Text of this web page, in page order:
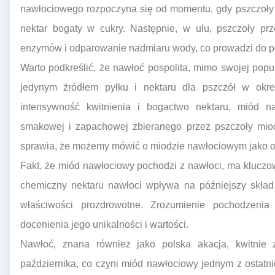
nawłociowego rozpoczyna się od momentu, gdy
nektar bogaty w cukry. Następnie, w ulu, pszczoły
enzymów i odparowanie nadmiaru wody, co prowadzi do
Warto podkreślić, że nawłoć pospolita, mimo swojej
jedynym źródłem pyłku i nektaru dla pszczół w
intensywność kwitnienia i bogactwo nektaru, miód
smakowej i zapachowej zbieranego przez pszczoły
sprawia, że możemy mówić o miodzie nawłociowym jako
Fakt, że miód nawłociowy pochodzi z nawłoci, ma
chemiczny nektaru nawłoci wpływa na późniejszy
właściwości prozdrowotne. Zrozumienie
docenienia jego unikalności i wartości.
Nawłoć, znana również jako polska akacja,
października, co czyni miód nawłociowy jednym z